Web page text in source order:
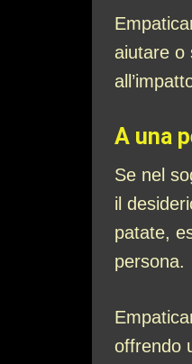
aiutare o
A una
Se nel
il
patate,
persona.
offrendo